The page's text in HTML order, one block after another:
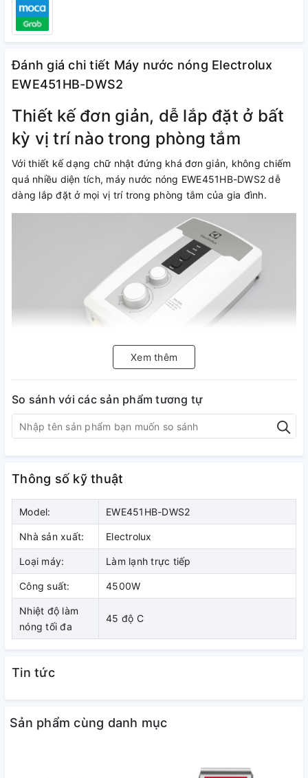
Đánh giá chi tiết Máy nước nóng Electrolux
EWE451HB-DWS2
Thiết kế đơn giản, dễ lắp đặt ở bất
kỳ vị trí nào trong phòng tắm
Với thiết kế dạng chữ nhật đứng khá đơn giản, không chiếm
quá nhiều diện tích, máy nước nóng EWE451HB-DWS2 dễ
dàng lắp đặt ở mọi vị trí trong phòng tắm của gia đình.
Làm nóng nước nhanh chóng, hiệu
Máy nước nóng Electrolux 4500W với cơ chế
tiếp giúp làm nóng nước chỉ trong vòng ít phút, bạn sẽ
nước nóng thư giãn nhất. Máy nước nóng trực tiếp
Electrolux phù hợp dùng ở các khu vực có nhiệt độ ngoài trời
từ 20 độ C trở lên.
Xem thêm
So sánh với các sản phẩm tương tự
Thông số kỹ thuật
Model: EWE451HB-DWS2
Nhà sản xuất: Electrolux
Loại máy: Làm lạnh trực tiếp
Công suất: 4500W
Nhiệt độ làm
nóng tối đa
45 độ C
Tin tức
Sản phẩm cùng danh mục